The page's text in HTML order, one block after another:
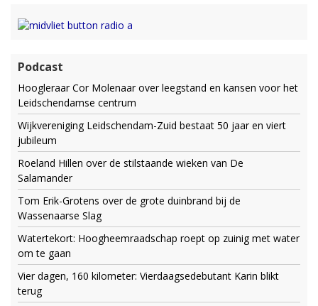
Podcast
Hoogleraar Cor Molenaar over leegstand en kansen voor het
Leidschendamse centrum
Wijkvereniging Leidschendam-Zuid bestaat 50 jaar en viert
jubileum
Roeland Hillen over de stilstaande wieken van De
Salamander
Tom Erik-Grotens over de grote duinbrand bij de
Wassenaarse Slag
Watertekort: Hoogheemraadschap roept op zuinig met water
om te gaan
Vier dagen, 160 kilometer: Vierdaagsedebutant Karin blikt
terug